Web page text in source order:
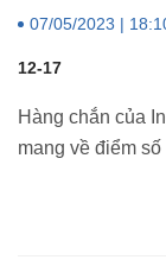
07/05/2023 |
12-17
Hàng chắn của
mang về điểm số